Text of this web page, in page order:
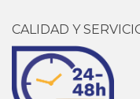
CALIDAD Y